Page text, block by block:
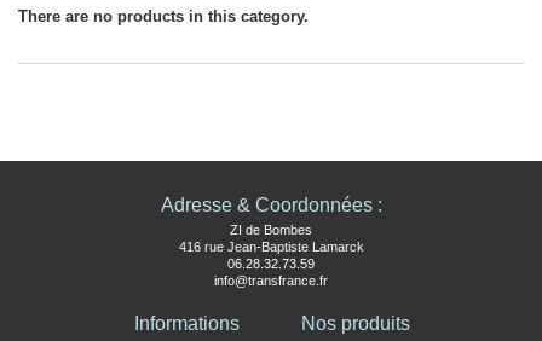
There are no products in this category.
Adresse & Coordonnées :
ZI de Bombes
416 rue Jean-Baptiste Lamarck
06.28.32.73.59
info@transfrance.fr
Informations Nos produits